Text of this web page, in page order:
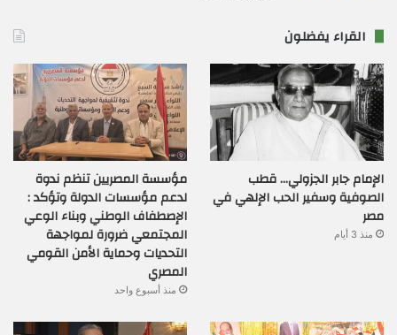
القراء يفضلون
الإمام جابر الجزولي… قطب
الصوفية وسفير الحب الإلهي في
مصر
منذ 3 أيام
مؤسسة المصريين تنظم ندوة
لدعم مؤسسات الدولة وتؤكد :
الإصطفاف الوطني وبناء الوعي
المجتمعي ضرورة لمواجهة
التحديات وحماية الأمن القومي
المصري
منذ أسبوع واحد